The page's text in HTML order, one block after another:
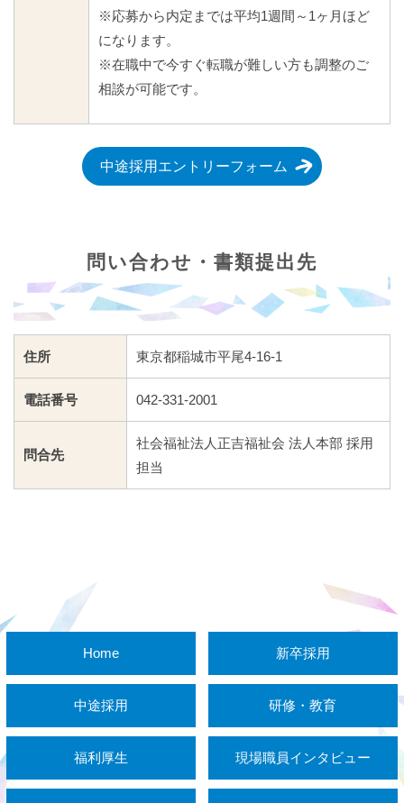
※応募から内定までは平均1週間～1ヶ月ほど
になります。
※在職中で今すぐ転職が難しい方も調整のご
相談が可能です。
中途採用エントリーフォーム
問い合わせ・書類提出先
住所 東京都稲城市平尾4-16-1
電話番号 042-331-2001
問合先
社会福祉法人正吉福祉会 法人本部 採用
担当
Home 新卒採用
中途採用 研修・教育
福利厚生 現場職員インタビュー